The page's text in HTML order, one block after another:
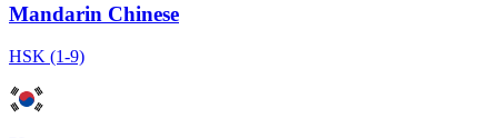
Mandarin Chinese
HSK (1-9)